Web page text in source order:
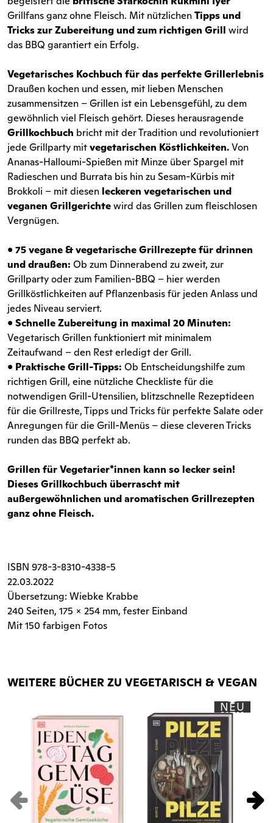
Grillfans ganz ohne Fleisch. Mit nützlichenTipps und
Tricks zur Zubereitung und zum richtigen Grill wird
das BBQ garantiert ein Erfolg.
Vegetarisches Kochbuch für das perfekte Grillerlebnis
Draußen kochen und essen, mit lieben Menschen
zusammensitzen – Grillen ist ein Lebensgefühl, zu dem
gewöhnlich viel Fleisch gehört. Dieses herausragende
Grillkochbuch bricht mit der Tradition und revolutioniert
jede Grillparty mitvegetarischen Köstlichkeiten.Von
Ananas-Halloumi-Spießen mit Minze über Spargel mit
Radieschen und Burrata bis hin zu Sesam-Kürbis mit
Brokkoli – mit diesen leckeren vegetarischen und
veganen Grillgerichtewird das Grillen zum fleischlosen
Vergnügen.
•75 vegane & vegetarische Grillrezepte für drinnen
und draußen: Ob zum Dinnerabend zu zweit, zur
Grillparty oder zum Familien-BBQ – hier werden
Grillköstlichkeiten auf Pflanzenbasis für jeden Anlass und
jedes Niveau serviert.
•Schnelle Zubereitung in maximal 20 Minuten:
Vegetarisch Grillen funktioniert mit minimalem
Zeitaufwand – den Rest erledigt der Grill.
• Praktische Grill-Tipps: Ob Entscheidungshilfe zum
richtigen Grill, eine nützliche Checkliste für die
notwendigen Grill-Utensilien, blitzschnelle Rezeptideen
für die Grillreste, Tipps und Tricks für perfekte Salate oder
Anregungen für die Grill-Menüs – diese cleveren Tricks
runden das BBQ perfekt ab.
Grillen für Vegetarier*innen kann so lecker sein!
Dieses Grillkochbuch überrascht mit
außergewöhnlichen und aromatischen Grillrezepten
ganz ohne Fleisch.
ISBN 978-3-8310-4338-5
22.03.2022
Übersetzung: Wiebke Krabbe
240 Seiten, 175 x 254 mm, fester Einband
Mit 150 farbigen Fotos
WEITERE BÜCHER ZU VEGETARISCH & VEGAN
NEU